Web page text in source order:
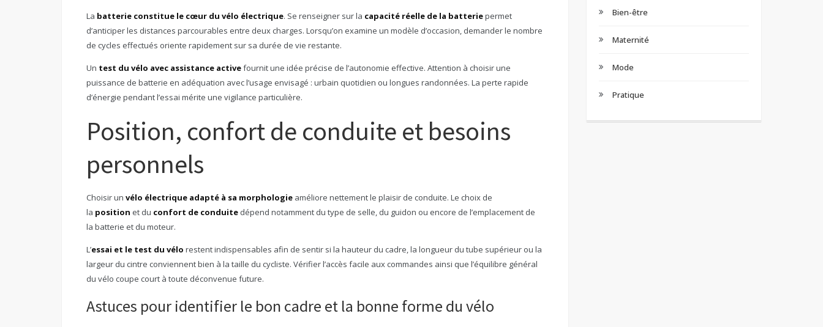
La batterie constitue le cœur du vélo électrique. Se renseigner sur la capacité réelle de la batteriepermet
d’anticiper les distances parcourables entre deux charges. Lorsqu’on examine un modèle d’occasion, demander le nombre
de cycles effectués oriente rapidement sur sa durée de vie restante.
Un test du vélo avec assistance activefournit une idée précise de l’autonomie effective. Attention à choisir une
puissance de batterie en adéquation avec l’usage envisagé : urbain quotidien ou longues randonnées. La perte rapide
d’énergie pendant l’essai mérite une vigilance particulière.
Position, confort de conduite et besoins
personnels
Choisir un vélo électrique adapté à sa morphologieaméliore nettement le plaisir de conduite. Le choix de
la position et du confort de conduitedépend notamment du type de selle, du guidon ou encore de l’emplacement de
la batterie et du moteur.
L’essai et le test du vélo restent indispensables afin de sentir si la hauteur du cadre, la longueur du tube supérieur ou la
largeur du cintre conviennent bien à la taille du cycliste. Vérifier l’accès facile aux commandes ainsi que l’équilibre général
du vélo coupe court à toute déconvenue future.
Astuces pour identifier le bon cadre et la bonne forme du vélo
Bien-être
Maternité
Mode
Pratique